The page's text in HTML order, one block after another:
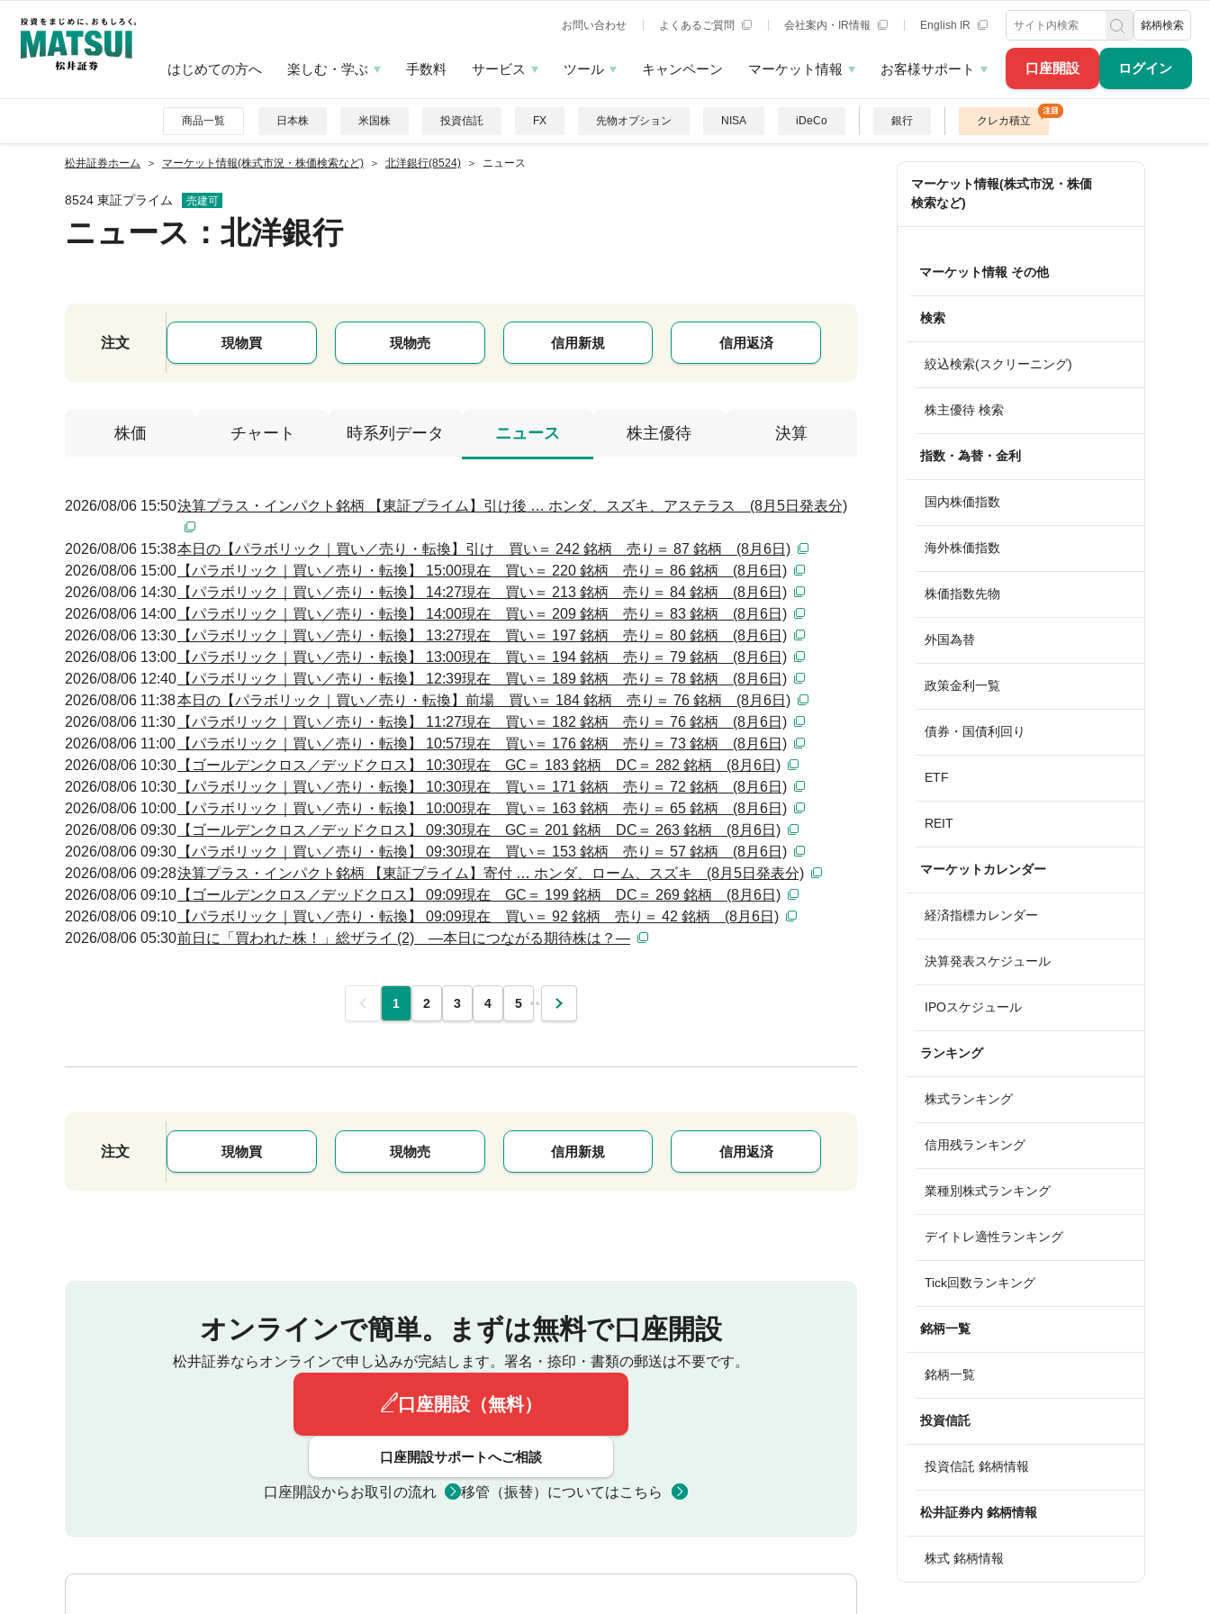
口座開設 ログイン
お問い合わせ よくあるご質問 会社案内・IR情報 English IR 銘柄検索
はじめての方へ 楽しむ・学ぶ 手数料 サービス ツール キャンペーン マーケット情報 お客様サポート
商品一覧 日本株 米国株 投資信託 FX 先物オプション NISA iDeCo 銀行 クレカ積立
松井証券ホーム マーケット情報(株式市況・株価検索など) 北洋銀行(8524) ニュース
8524 東証プライム 売建可
ニュース ：北洋銀行
注文 現物買 現物売 信用新規 信用返済
株価 チャート 時系列データ ニュース 株主優待 決算
2026/08/06 15:50決算プラス・インパクト銘柄 【東証プライム】引け後 … ホンダ、スズキ、アステラス (8月5日発表分)
2026/08/06 15:38本日の【パラボリック｜買い／売り・転換】引け 買い＝ 242 銘柄 売り＝ 87 銘柄 (8月6日)
2026/08/06 15:00 【パラボリック｜買い／売り・転換】 15:00現在 買い＝ 220 銘柄 売り＝ 86 銘柄 (8月6日)
2026/08/06 14:30 【パラボリック｜買い／売り・転換】 14:27現在 買い＝ 213 銘柄 売り＝ 84 銘柄 (8月6日)
2026/08/06 14:00 【パラボリック｜買い／売り・転換】 14:00現在 買い＝ 209 銘柄 売り＝ 83 銘柄 (8月6日)
2026/08/06 13:30 【パラボリック｜買い／売り・転換】 13:27現在 買い＝ 197 銘柄 売り＝ 80 銘柄 (8月6日)
2026/08/06 13:00 【パラボリック｜買い／売り・転換】 13:00現在 買い＝ 194 銘柄 売り＝ 79 銘柄 (8月6日)
2026/08/06 12:40 【パラボリック｜買い／売り・転換】 12:39現在 買い＝ 189 銘柄 売り＝ 78 銘柄 (8月6日)
2026/08/06 11:38本日の【パラボリック｜買い／売り・転換】前場 買い＝ 184 銘柄 売り＝ 76 銘柄 (8月6日)
2026/08/06 11:30
【パラボリック｜買い／売り・転換】 11:27現在 買い＝ 182 銘柄 売り＝ 76 銘柄 (8月6日)
2026/08/06 11:00
【パラボリック｜買い／売り・転換】 10:57現在 買い＝ 176 銘柄 売り＝ 73 銘柄 (8月6日)
2026/08/06 10:30 【ゴールデンクロス／デッドクロス】 10:30現在 GC＝ 183 銘柄 DC＝ 282 銘柄 (8月6日)
2026/08/06 10:30 【パラボリック｜買い／売り・転換】 10:30現在 買い＝ 171 銘柄 売り＝ 72 銘柄 (8月6日)
2026/08/06 10:00 【パラボリック｜買い／売り・転換】 10:00現在 買い＝ 163 銘柄 売り＝ 65 銘柄 (8月6日)
2026/08/06 09:30 【ゴールデンクロス／デッドクロス】 09:30現在 GC＝ 201 銘柄 DC＝ 263 銘柄 (8月6日)
2026/08/06 09:30 【パラボリック｜買い／売り・転換】 09:30現在 買い＝ 153 銘柄 売り＝ 57 銘柄 (8月6日)
2026/08/06 09:28決算プラス・インパクト銘柄 【東証プライム】寄付 … ホンダ、ローム、スズキ (8月5日発表分)
2026/08/06 09:10 【ゴールデンクロス／デッドクロス】 09:09現在 GC＝ 199 銘柄 DC＝ 269 銘柄 (8月6日)
2026/08/06 09:10 【パラボリック｜買い／売り・転換】 09:09現在 買い＝ 92 銘柄 売り＝ 42 銘柄 (8月6日)
2026/08/06 05:30前日に「買われた株！」総ザライ (2) ―本日につながる期待株は？―
前 1 2 3 4 5 … 次
注文 現物買 現物売 信用新規 信用返済
オンラインで簡単。 まずは無料で口座開設
松井証券ならオンラインで申し込みが完結します。 署名・捺印・書類の郵送は不要です。
口座開設（無料）
口座開設サポートへご相談
口座開設からお取引の流れ 移管（振替）についてはこちら
マーケット情報(株式市況・株価
検索など)
マーケット情報 その他
検索
絞込検索(スクリーニング)
株主優待 検索
指数・為替・金利
国内株価指数
海外株価指数
株価指数先物
外国為替
政策金利一覧
債券・国債利回り
ETF
REIT
マーケットカレンダー
経済指標カレンダー
決算発表スケジュール
IPOスケジュール
ランキング
株式ランキング
信用残ランキング
業種別株式ランキング
デイトレ適性ランキング
Tick回数ランキング
銘柄一覧
銘柄一覧
投資信託
投資信託 銘柄情報
松井証券内 銘柄情報
株式 銘柄情報